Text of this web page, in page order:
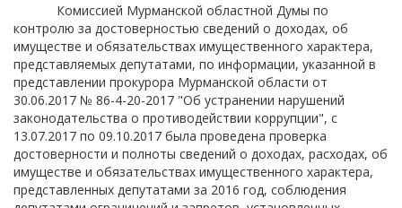
Комиссией Мурманской областной Думы по
контролю за достоверностью сведений о доходах, об
имуществе и обязательствах имущественного характера,
представляемых депутатами, по информации, указанной в
представлении прокурора Мурманской области от
30.06.2017 № 86-4-20-2017 "Об устранении нарушений
законодательства о противодействии коррупции", с
13.07.2017 по 09.10.2017 была проведена проверка
достоверности и полноты сведений о доходах, расходах, об
имуществе и обязательствах имущественного характера,
представленных депутатами за 2016 год, соблюдения